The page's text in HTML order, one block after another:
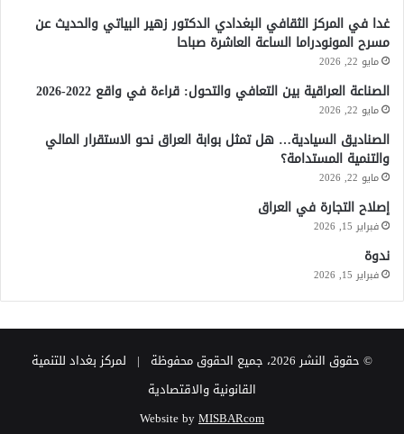
غدا في المركز الثقافي البغدادي الدكتور زهير البياتي والحديث عن
مسرح المونودراما الساعة العاشرة صباحا
مايو 22, 2026
الصناعة العراقية بين التعافي والتحول: قراءة في واقع 2022-2026
مايو 22, 2026
الصناديق السيادية… هل تمثل بوابة العراق نحو الاستقرار المالي
والتنمية المستدامة؟
مايو 22, 2026
إصلاح التجارة في العراق
فبراير 15, 2026
ندوة
فبراير 15, 2026
© حقوق النشر 2026، جميع الحقوق محفوظة | لمركز بغداد للتنمية
القانونية والاقتصادية
Website byMISBARcom